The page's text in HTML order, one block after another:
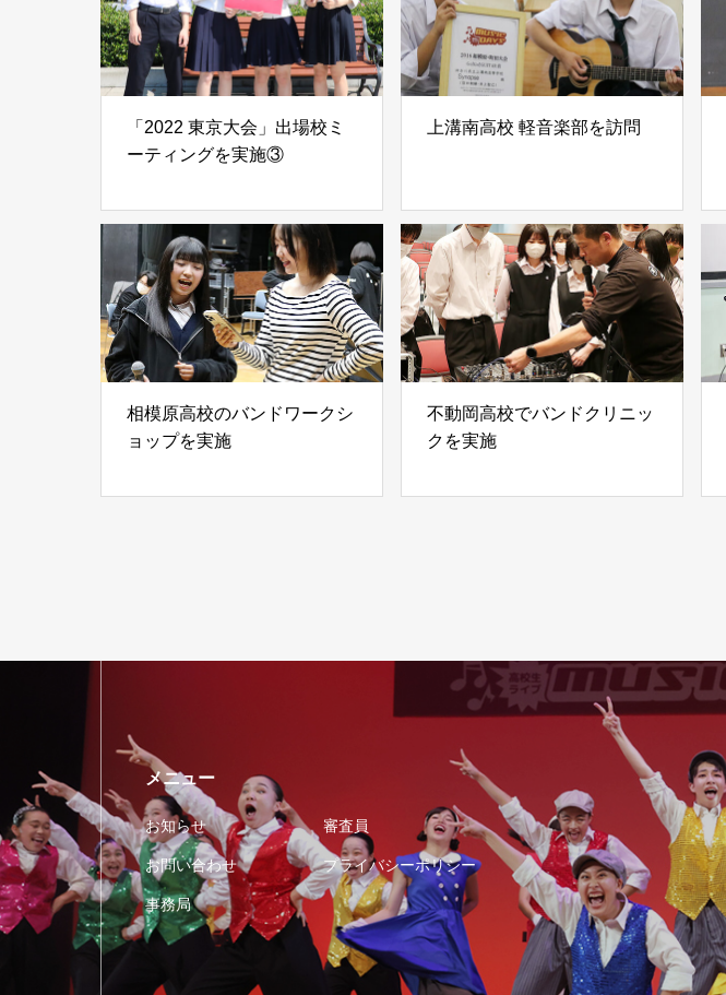
「2022 東京大会」出場校ミ
ーティングを実施③
上溝南高校 軽音楽部を訪問
相模原高校のバンドワークシ
ョップを実施
不動岡高校でバンドクリニッ
クを実施
メニュー
お知らせ 審査員
お問い合わせ プライバシーポリシー
事務局